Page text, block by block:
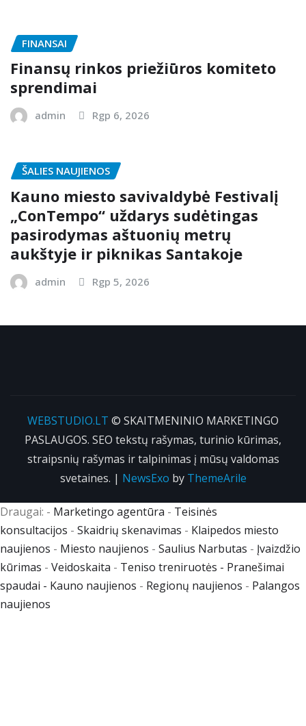
FINANSAI
Finansų rinkos priežiūros komiteto
sprendimai
admin Rgp 6, 2026
ŠALIES NAUJIENOS
Kauno miesto savivaldybė Festivalį
„ConTempo“ uždarys sudėtingas
pasirodymas aštuonių metrų
aukštyje ir piknikas Santakoje
admin Rgp 5, 2026
WEBSTUDIO.LT © SKAITMENINIO MARKETINGO
PASLAUGOS. SEO tekstų rašymas, turinio kūrimas,
straipsnių rašymas ir talpinimas į mūsų valdomas
svetaines. | NewsExo by ThemeArile
Draugai: - Marketingo agentūra - Teisinės
konsultacijos - Skaidrių skenavimas - Klaipedos miesto
naujienos - Miesto naujienos - Saulius Narbutas - Įvaizdžio
kūrimas - Veidoskaita - Teniso treniruotės - Pranešimai
spaudai - Kauno naujienos - Regionų naujienos - Palangos
naujienos